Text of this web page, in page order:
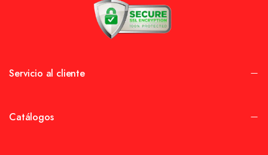
Servicio al cliente
Catálogos